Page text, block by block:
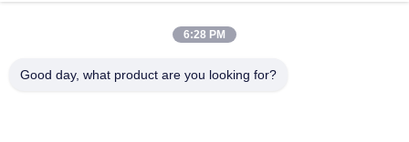
Coupeurs PCD pour
6:28 PM
Good day, what product are you looking for?